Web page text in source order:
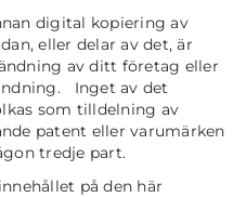
digital kopiering av
eller delar av det, är
av ditt företag eller
Inget av det
som tilldelning av
patent eller varumärken
tredje part.
på den här